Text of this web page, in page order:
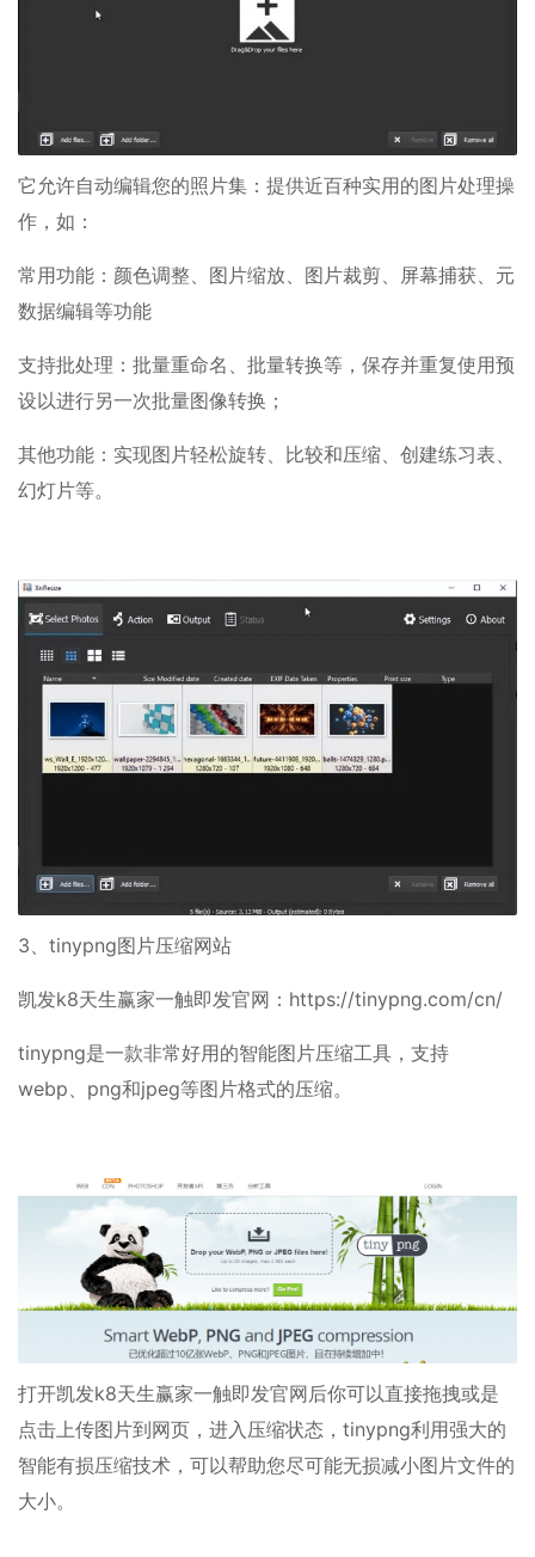
它允许自动编辑您的照片集：提供近百种实用的图片处理操
作，如：
常用功能：颜色调整、图片缩放、图片裁剪、屏幕捕获、元
数据编辑等功能
支持批处理：批量重命名、批量转换等，保存并重复使用预
设以进行另一次批量图像转换；
其他功能：实现图片轻松旋转、比较和压缩、创建练习表、
幻灯片等。
3、tinypng图片压缩网站
凯发k8天生赢家一触即发官网：https://tinypng.com/cn/
tinypng是一款非常好用的智能图片压缩工具，支持
webp、png和jpeg等图片格式的压缩。
打开凯发k8天生赢家一触即发官网后你可以直接拖拽或是
点击上传图片到网页，进入压缩状态，tinypng利用强大的
智能有损压缩技术，可以帮助您尽可能无损减小图片文件的
大小。